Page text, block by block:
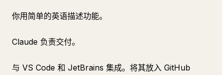
你用简单的英语描述功能。
Claude 负责交付。
与 VS Code 和 JetBrains 集成。将其放入 GitHub